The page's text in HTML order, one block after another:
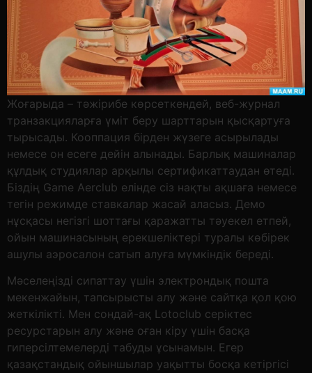
Жоғарыда – тәжірибе көрсеткендей, веб-журнал
транзакцияларға үміт беру шарттарын қысқартуға
тырысады. Кооппация бірден жүзеге асырылады
немесе он есеге дейін алынады. Барлық машиналар
құлдық студиялар арқылы сертификаттаудан өтеді.
Біздің Game Aerclub елінде сіз нақты ақшаға немесе
тегін режимде ставкалар жасай аласыз. Демо
нұсқасы негізгі шоттағы қаражатты тәуекел етпей,
ойын машинасының ерекшеліктері туралы көбірек
ашулы аэросалон сатып алуға мүмкіндік береді.
Мәселеңізді сипаттау үшін электрондық пошта
мекенжайын, тапсырысты алу және сайтқа қол қою
жеткілікті. Мен сондай-ақ Lotoclub серіктес
ресурстарын алу және оған кіру үшін басқа
гиперсілтемелерді табуды ұсынамын. Егер
қазақстандық ойыншылар уақытты босқа кетіргісі